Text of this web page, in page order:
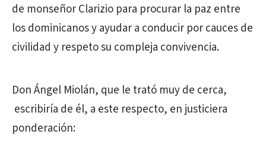
de monseñor Clarizio para procurar la paz entre
los dominicanos y ayudar a conducir por cauces de
civilidad y respeto su compleja convivencia.
Don Ángel Miolán, que le trató muy de cerca,
escribiría de él, a este respecto, en justiciera
ponderación: